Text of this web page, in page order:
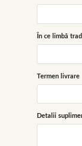
În ce limbă
Termen livrare
Detalii